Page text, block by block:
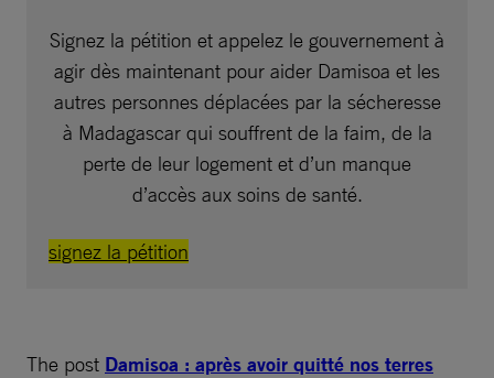
Signez la pétition et appelez le gouvernement à
agir dès maintenant pour aider Damisoa et les
autres personnes déplacées par la sécheresse
à Madagascar qui souffrent de la faim, de la
perte de leur logement et d’un manque
d’accès aux soins de santé.
signez la pétition
The post Damisoa : après avoir quitté nos terres